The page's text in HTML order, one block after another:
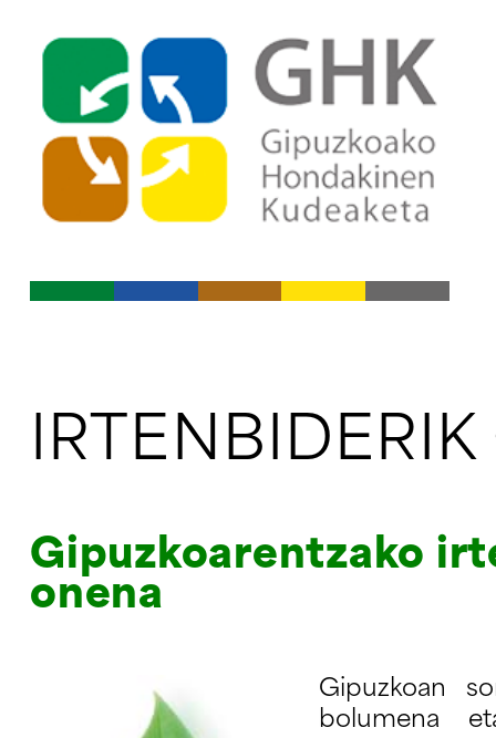
Edukietara jo
Gipuzkoarentzako
onena
Gipuzkoan
bolumena